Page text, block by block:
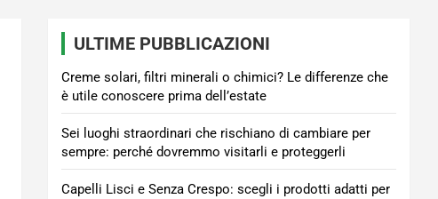
ULTIME PUBBLICAZIONI
Creme solari, filtri minerali o chimici? Le differenze che
è utile conoscere prima dell’estate
Sei luoghi straordinari che rischiano di cambiare per
sempre: perché dovremmo visitarli e proteggerli
Capelli Lisci e Senza Crespo: scegli i prodotti adatti per